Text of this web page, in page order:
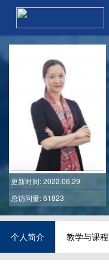
更新时间: 2022.06.29
总访问量: 61823
个人简介 教学与课程